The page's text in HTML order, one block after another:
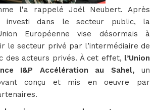
l'a rappelé Joël Neubert. Après
investi dans le secteur public, la
Européenne vise désormais à
le secteur privé par l’intermédiaire de
des acteurs privés. À cet effet, l’Union
I&P Accélération au Sahel, un
conçu et mis en oeuvre par